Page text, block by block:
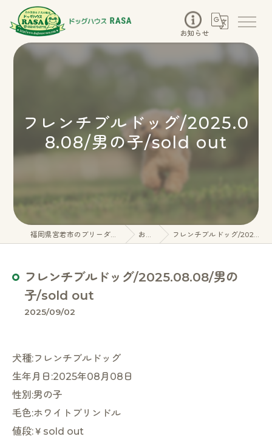
お知らせ
フレンチブルドッグ/2025.0
8.08/男の子/sold out
福岡県宮若市のブリーダーならドッグハウスRASA お知らせ フレンチブルドッグ/2025.08.08/男の子/sold out
フレンチブルドッグ/2025.08.08/男の
子/sold out
2025/09/02
犬種:フレンチブルドッグ
生年月日:2025年08月08日
性別:男の子
毛色:ホワイトブリンドル
値段:￥sold out